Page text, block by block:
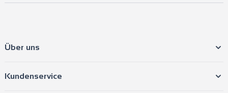
Über uns
Kundenservice